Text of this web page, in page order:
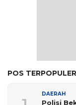
POS TERPOPULER
DAERAH
Polisi